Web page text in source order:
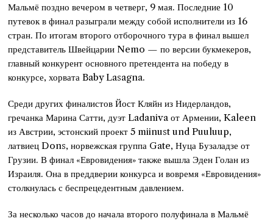
Мальмё поздно вечером в четверг, 9 мая. Последние 10
путевок в финал разыграли между собой исполнители из 16
стран. По итогам второго отборочного тура в финал вышел
представитель Швейцарии Nemo — по версии букмекеров,
главный конкурент основного претендента на победу в
конкурсе, хорвата Baby Lasagna.
Среди других финалистов Йост Кляйн из Нидерландов,
гречанка Марина Сатти, дуэт Ladaniva от Армении, Kaleen
из Австрии, эстонский проект 5 miinust und Puuluup,
латвиец Dons, норвежская группа Gate, Нуца Бузаладзе от
Грузии. В финал «Евровидения» также вышла Эден Голан из
Израиля. Она в преддверии конкурса и вовремя «Евровидения»
столкнулась с беспрецедентным давлением.
За несколько часов до начала второго полуфинала в Мальмё